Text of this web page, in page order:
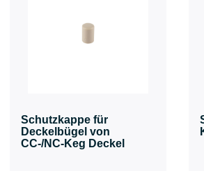
Schutzkappe für
Deckelbügel von
CC-/NC-Keg Deckel